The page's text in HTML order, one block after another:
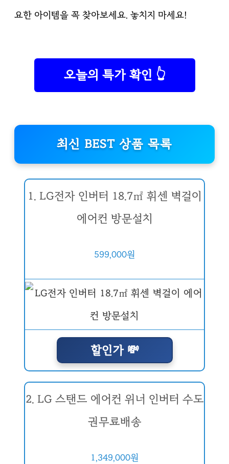
요한 아이템을 꼭 찾아보세요. 놓치지 마세요!
오늘의 특가 확인 👆
최신 BEST 상품 목록
1. LG전자 인버터 18.7㎡ 휘센 벽걸이
에어컨 방문설치
599,000원
할인가 💸
2. LG 스탠드 에어컨 위너 인버터 수도
권무료배송
1,349,000원